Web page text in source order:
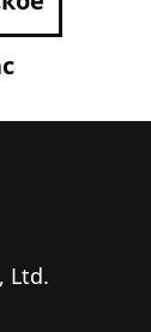
Ltd.